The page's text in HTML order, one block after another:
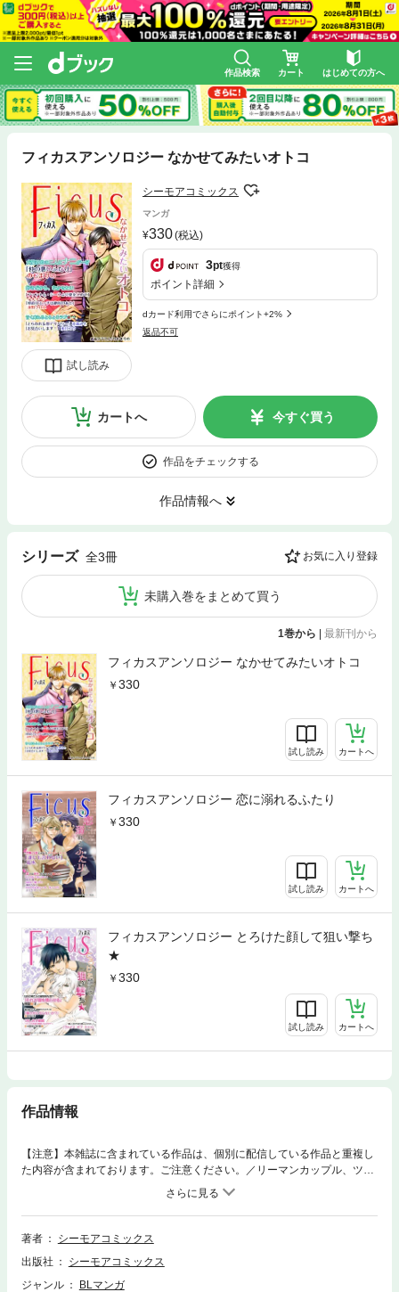
作品検索 カート はじめての方へ
フィカスアンソロジー なかせてみたいオトコ
試し読み
シーモアコミックス
マンガ
330(税込)
3pt獲得
ポイント詳細
dカード利用でさらにポイント+2%
返品不可
カートへ 今すぐ買う
作品をチェックする
作品情報へ
シリーズ 全3冊 お気に入り登録
未購入巻をまとめて買う
1巻から | 最新刊から
フィカスアンソロジー なかせてみたいオトコ
330
試し読み カートへ
フィカスアンソロジー 恋に溺れるふたり
330
試し読み カートへ
フィカスアンソロジー とろけた顔して狙い撃ち
★
330
試し読み カートへ
作品情報
【注意】本雑誌に含まれている作品は、個別に配信している作品と重複し
た内容が含まれております。ご注意ください。／リーマンカップル、ツン
デレオヤジ、ヘタレ乙女…美味しい男子が盛りだくさん★キュートなBL読
みきりアンソロジー登場！！ ／犬猿の仲の二人が裸で…？「仲の悪いふた
り」のもまりの／年下わんこがツンデレオヤジを狙い撃ち！？「ファント
ム・シーフより愛をこめて」ハルタハナ／大学生カップルの絶叫＆絶頂LO
リー」花森みと＆「お見合いします！」水月コウなどラブでHな男子そろ
ってます！【フィカス】
著者
シーモアコミックス
出版社
シーモアコミックス
ジャンル
BLマンガ